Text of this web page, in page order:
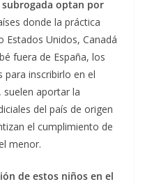
optan por
donde la práctica
Unidos, Canadá
fuera de España, los
inscribirlo en el
suelen aportar la
del país de origen
el cumplimiento de
menor.
de estos niños en el